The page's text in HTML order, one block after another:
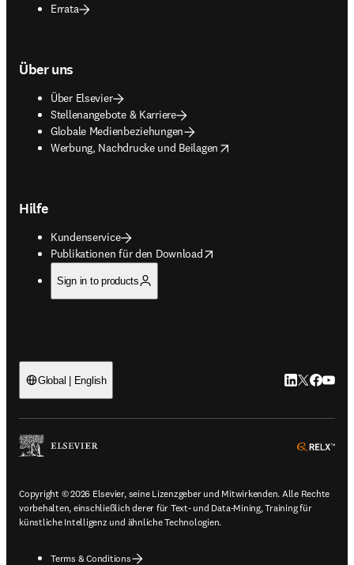
Errata
Über uns
Über Elsevier
Stellenangebote & Karriere
Globale Medienbeziehungen
Werbung, Nachdrucke und Beilagen
opens in new tab/window
Hilfe
Kundenservice
Publikationen für den Download
opens in new tab/window
Sign in to products
Global | English LinkedIn
Twitter
Copyright © 2026 Elsevier, seine Lizenzgeber und Mitwirkenden. Alle Rechte
vorbehalten, einschließlich derer für Text- und Data-Mining, Training für
künstliche Intelligenz und ähnliche Technologien.
Terms & Conditions